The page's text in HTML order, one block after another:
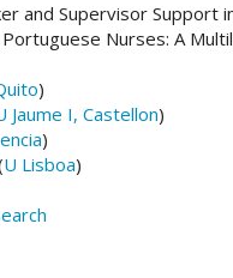
and Supervisor Support
Nurses: A
)
Jaume I, Castellon)
)
U Lisboa)